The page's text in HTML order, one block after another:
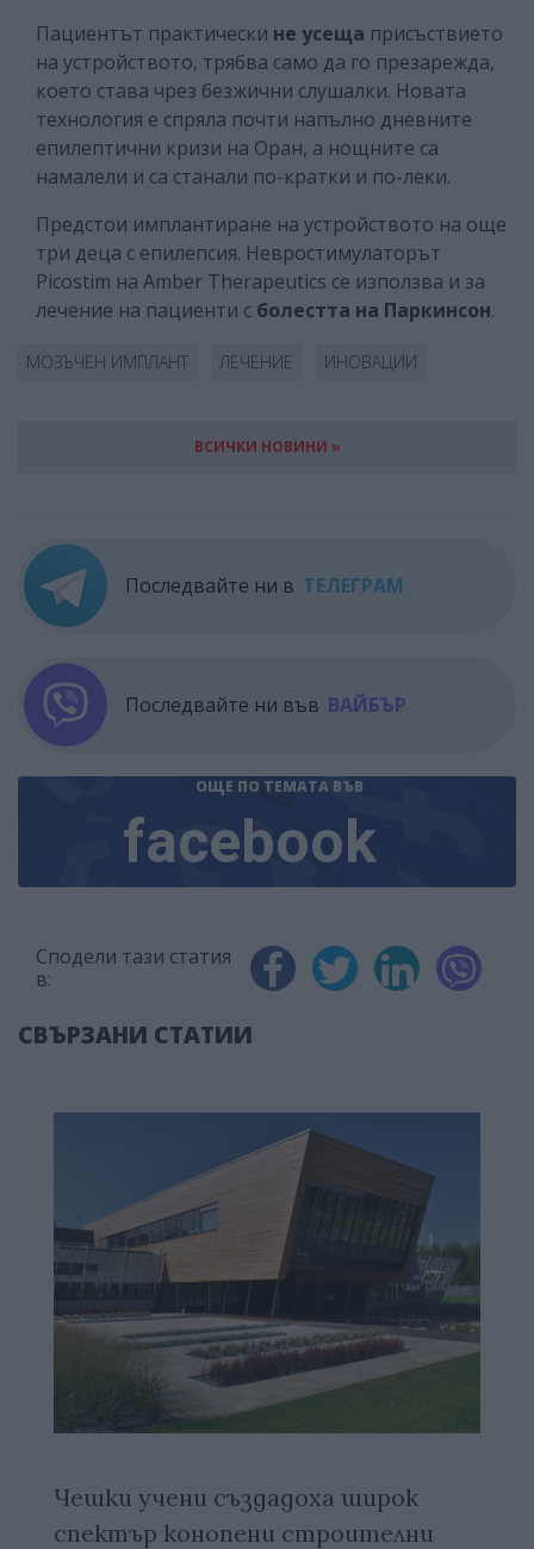
Пациентът практически не усеща присъствието
на устройството, трябва само да го презарежда,
което става чрез безжични слушалки. Новата
технология е спряла почти напълно дневните
епилептични кризи на Оран, а нощните са
намалели и са станали по-кратки и по-леки.
Предстои имплантиране на устройството на още
три деца с епилепсия. Невростимулаторът
Picostim на Amber Therapeutics се използва и за
лечение на пациенти с болестта на Паркинсон.
МОЗЪЧЕН ИМПЛАНТ ЛЕЧЕНИЕ ИНОВАЦИИ
ВСИЧКИ НОВИНИ »
Последвайте ни в ТЕЛЕГРАМ
Последвайте ни във ВАЙБЪР
ОЩЕ ПО ТЕМАТА ВЪВ
facebook
Сподели тази статия
в:
СВЪРЗАНИ СТАТИИ
Чешки учени създадоха широк
спектър конопени строителни